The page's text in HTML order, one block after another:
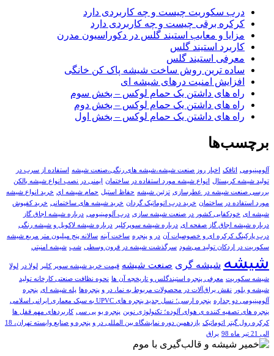
درب سکوریت چیست و چه کاربردی دارد
کرکره برقی چیست و چه کاربردی دارد
مزایا و معایب استیند گلس در دکوراسیون مدرن
کاربرد استیند گلس
معرفی استیند گلس
ساده ترین روش ساخت شیشه پاک کن خانگی
افزایش امنیت درهای شیشه ای
راه های داشتن یک حمام لوکس – بخش سوم
راه های داشتن یک حمام لوکس – بخش دوم
راه های داشتن یک حمام لوکس – بخش اول
برچسب‌ها
آلومینیومی اتاقک اخبار روز صنعت شیشه،شیشه های رنگی،صنعت شیشه
استفاده از سرب در
تولید شیشه کریستال
انواع شیشه مورد استفاده در ساختمان
ایمنی در نصب انواع شیشه بالکن
بررسی صنعت شیشه در عطرسازی تزئین شیشه حفاظ استیل حمام شيشه اي خرید انواع شیشه
مورد استفاده در ساختمان خرید درب اتوماتیک گردان خرید شیشه های ساختمانی خرید کفپوش
شیشه ای خودکفایی کشور در صنعت شیشه سازی درب آلومینیومی درباره شیشه اجاق گاز
درباره شیشه اجاق گاز صفحه ای درباره شیشه سوپرکلیر
درباره شیشه لاکوبل و شیشه رنگی
درب پارکینگ کرکره ای و خصوصیات آن در و پنجره ساخت آینه سالانه پنج میلیون متر مربع شیشه
سکوریت در اردکان تولید می‌شود سرگذشت شیشه در قرون وسطی شب شيشه امنيتي
شیشه شیشه گری صنعت شيشه قیمت خرید شیشه سوپر کلیر لولا در
لولا
شیشه سکوریت معرفی پنجره استیندگلس و تاریخچه آن ها
نحوه نظافت صنعتی کارخانه تولید
شیشه و بلور
نقش یراق‌آلات در محصولات مربوط به نما، در و پنجره‌ها پله شیشه ای پنجره
آلومینیومی دو جداره پنجره ارسی؛ نسل جدید پنجره های UPVC به سبک معماری ایرانی اسلامی
پنجره های تصفیه کننده ی هوای آلوده؛ تکنولوژی نوین پنجره یو پی سی کاربردهای مهم قفل ها
کرکره رول گیتر اتوماتیک
یازدهمین دوره نمایشگاه بین المللی در و پنجره و صنایع وابسته تهران، 18
الی 21 تیر ماه 98
یراق